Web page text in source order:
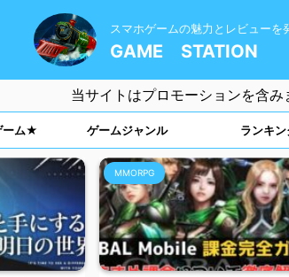
スマホゲームの魅力とレビューを
GAME STATION
当サイトはプロモーションを含み
ーム★ ゲームジャンル ランキン
MMORPG